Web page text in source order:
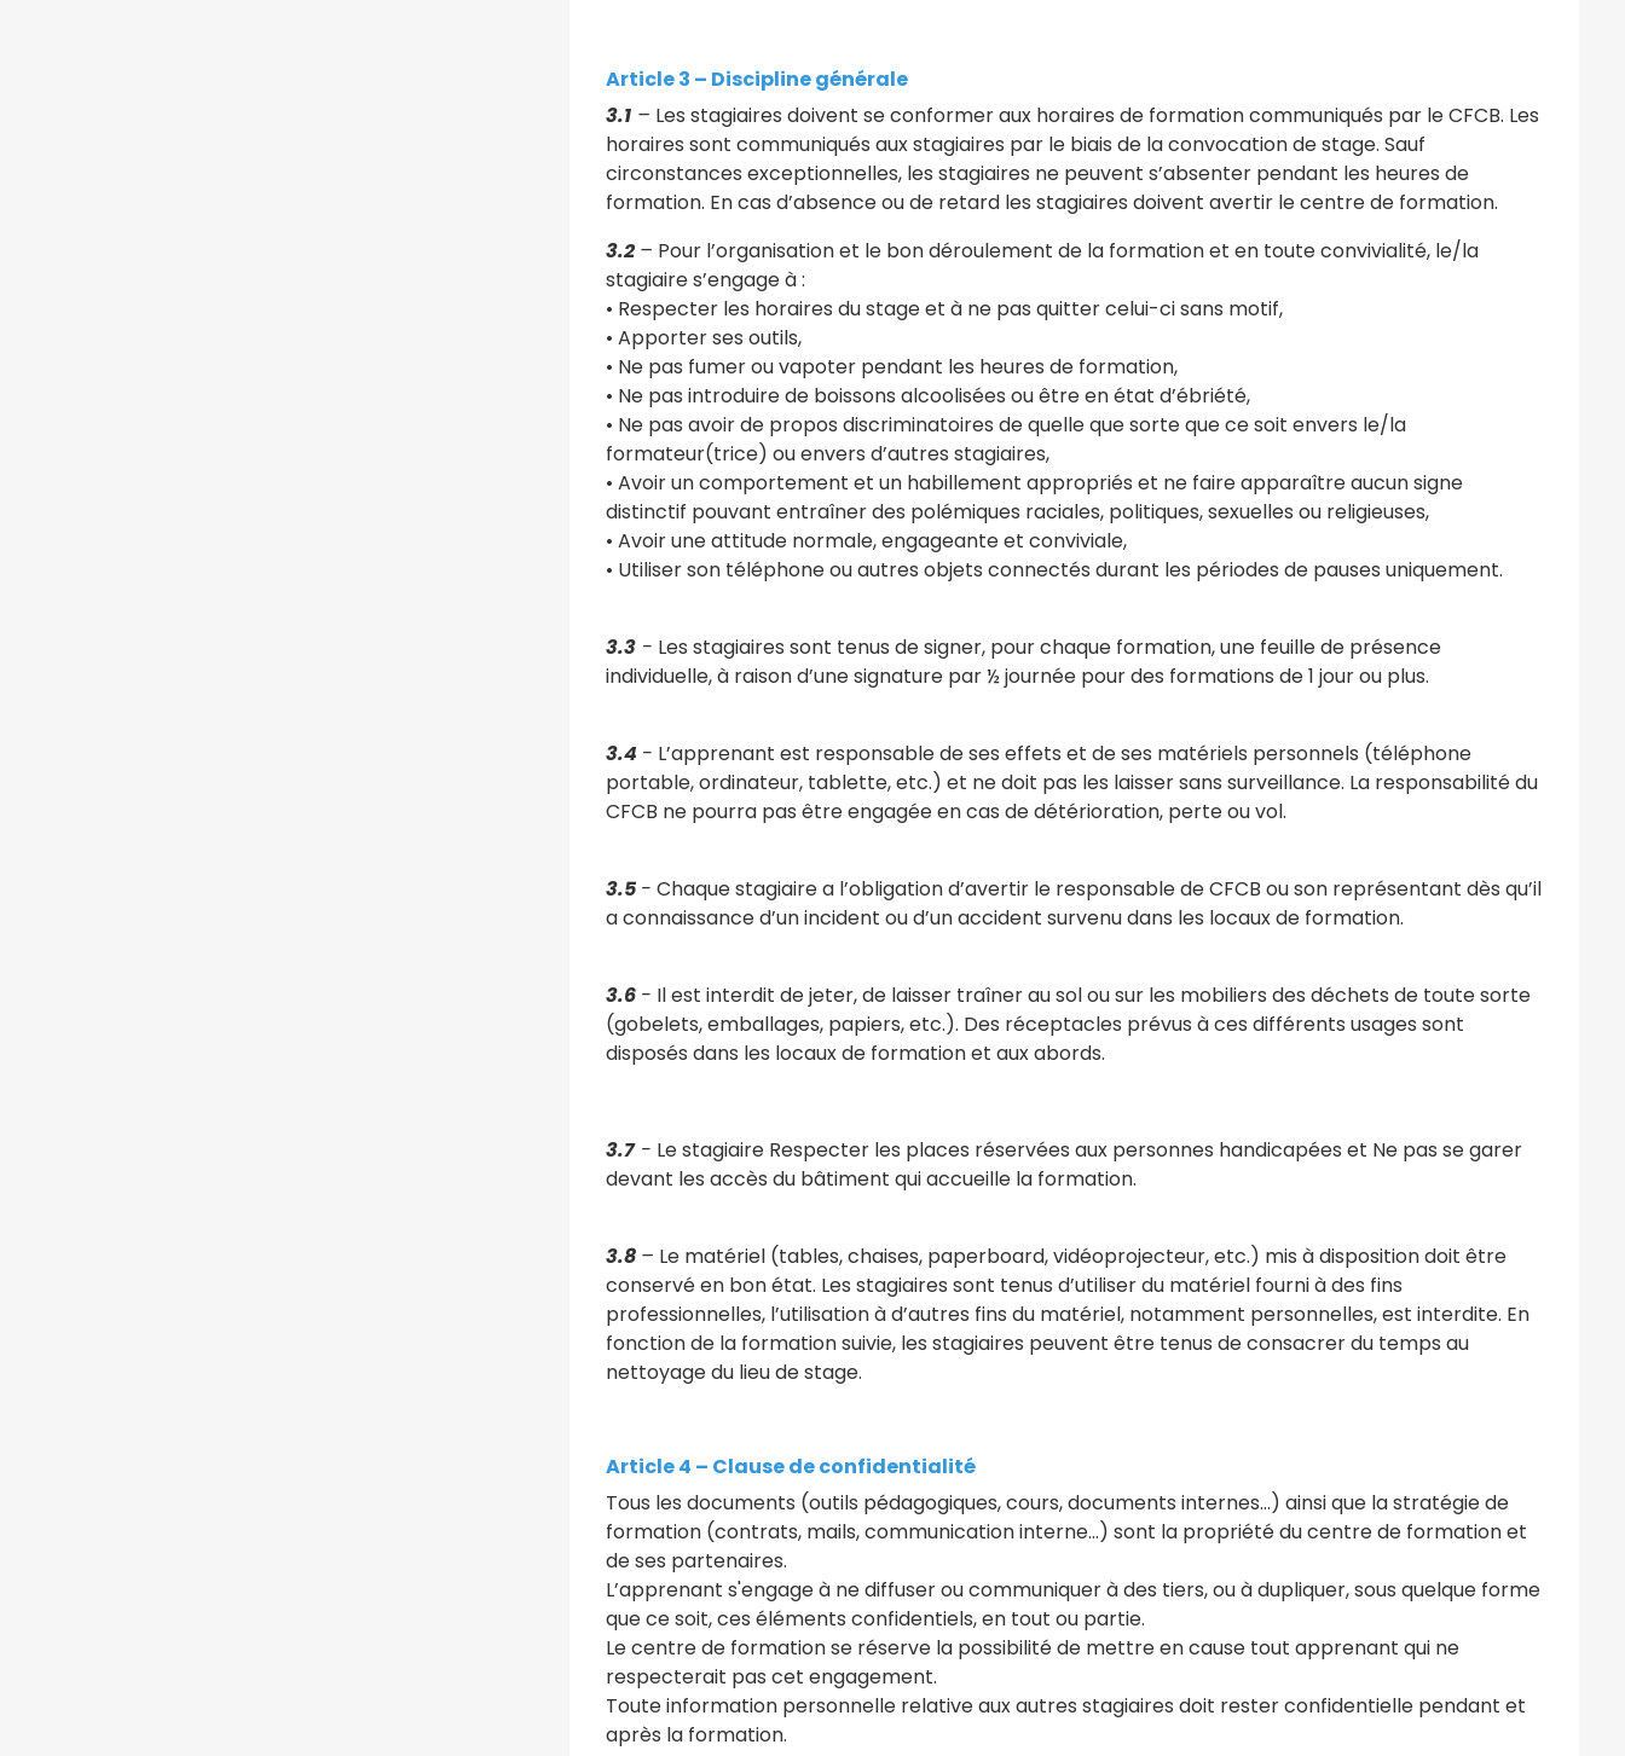
Article 3 – Discipline générale
3.1 – Les stagiaires doivent se conformer aux horaires de formation communiqués par le CFCB. Les
horaires sont communiqués aux stagiaires par le biais de la convocation de stage. Sauf
circonstances exceptionnelles, les stagiaires ne peuvent s’absenter pendant les heures de
formation. En cas d’absence ou de retard les stagiaires doivent avertir le centre de formation.
3.2– Pour l’organisation et le bon déroulement de la formation et en toute convivialité, le/la
stagiaire s’engage à :
• Respecter les horaires du stage et à ne pas quitter celui-ci sans motif,
• Apporter ses outils,
• Ne pas fumer ou vapoter pendant les heures de formation,
• Ne pas introduire de boissons alcoolisées ou être en état d’ébriété,
• Ne pas avoir de propos discriminatoires de quelle que sorte que ce soit envers le/la
formateur(trice) ou envers d’autres stagiaires,
• Avoir un comportement et un habillement appropriés et ne faire apparaître aucun signe
distinctif pouvant entraîner des polémiques raciales, politiques, sexuelles ou religieuses,
• Avoir une attitude normale, engageante et conviviale,
• Utiliser son téléphone ou autres objets connectés durant les périodes de pauses uniquement.
3.3 - Les stagiaires sont tenus de signer, pour chaque formation, une feuille de présence
individuelle, à raison d’une signature par ½ journée pour des formations de 1 jour ou plus.
3.4 - L’apprenant est responsable de ses effets et de ses matériels personnels (téléphone
portable, ordinateur, tablette, etc.) et ne doit pas les laisser sans surveillance. La responsabilité du
CFCB ne pourra pas être engagée en cas de détérioration, perte ou vol.
3.5 - Chaque stagiaire a l’obligation d’avertir le responsable de CFCB ou son représentant dès qu’il
a connaissance d’un incident ou d’un accident survenu dans les locaux de formation.
3.6 - Il est interdit de jeter, de laisser traîner au sol ou sur les mobiliers des déchets de toute sorte
(gobelets, emballages, papiers, etc.). Des réceptacles prévus à ces différents usages sont
disposés dans les locaux de formation et aux abords.
3.7- Le stagiaire Respecter les places réservées aux personnes handicapées et Ne pas se garer
devant les accès du bâtiment qui accueille la formation.
3.8 – Le matériel (tables, chaises, paperboard, vidéoprojecteur, etc.) mis à disposition doit être
conservé en bon état. Les stagiaires sont tenus d’utiliser du matériel fourni à des fins
professionnelles, l’utilisation à d’autres fins du matériel, notamment personnelles, est interdite. En
fonction de la formation suivie, les stagiaires peuvent être tenus de consacrer du temps au
nettoyage du lieu de stage.
Article 4 – Clause de confidentialité
Tous les documents (outils pédagogiques, cours, documents internes…) ainsi que la stratégie de
formation (contrats, mails, communication interne…) sont la propriété du centre de formation et
de ses partenaires.
L’apprenant s'engage à ne diffuser ou communiquer à des tiers, ou à dupliquer, sous quelque forme
que ce soit, ces éléments confidentiels, en tout ou partie.
Le centre de formation se réserve la possibilité de mettre en cause tout apprenant qui ne
respecterait pas cet engagement.
Toute information personnelle relative aux autres stagiaires doit rester confidentielle pendant et
après la formation.